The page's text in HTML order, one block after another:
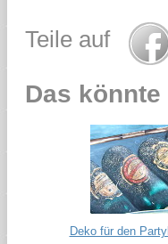
Teile auf
Das
Deko für den